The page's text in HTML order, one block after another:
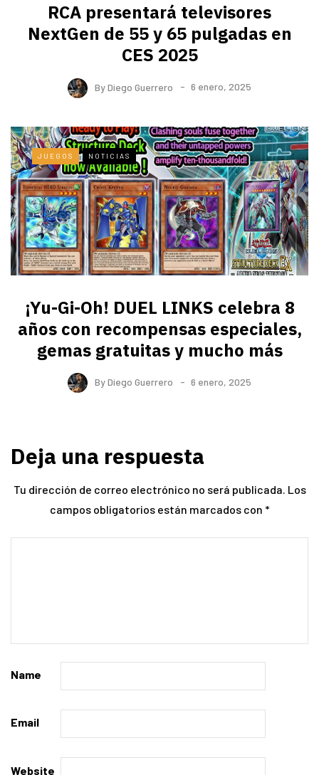
RCA presentará televisores
NextGen de 55 y 65 pulgadas en
CES 2025
ByDiego Guerrero 6 enero, 2025
JUEGOS NOTICIAS
¡Yu-Gi-Oh! DUEL LINKS celebra 8
años con recompensas especiales,
gemas gratuitas y mucho más
ByDiego Guerrero 6 enero, 2025
Deja una respuesta
Tu dirección de correo electrónico no será publicada. Los
campos obligatorios están marcados con *
Name
Email
Website